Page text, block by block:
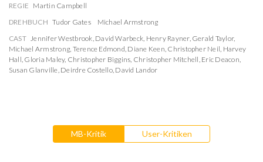
REGIE Martin Campbell
DREHBUCH Tudor Gates
Michael Armstrong
CAST Jennifer Westbrook, David Warbeck, Henry Rayner, Gerald Taylor,
Michael Armstrong, Terence Edmond, Diane Keen, Christopher Neil, Harvey
Hall, Gloria Maley, Christopher Biggins, Christopher Mitchell, Eric Deacon,
Susan Glanville, Deirdre Costello, David Landor
MB-Kritik User-Kritiken